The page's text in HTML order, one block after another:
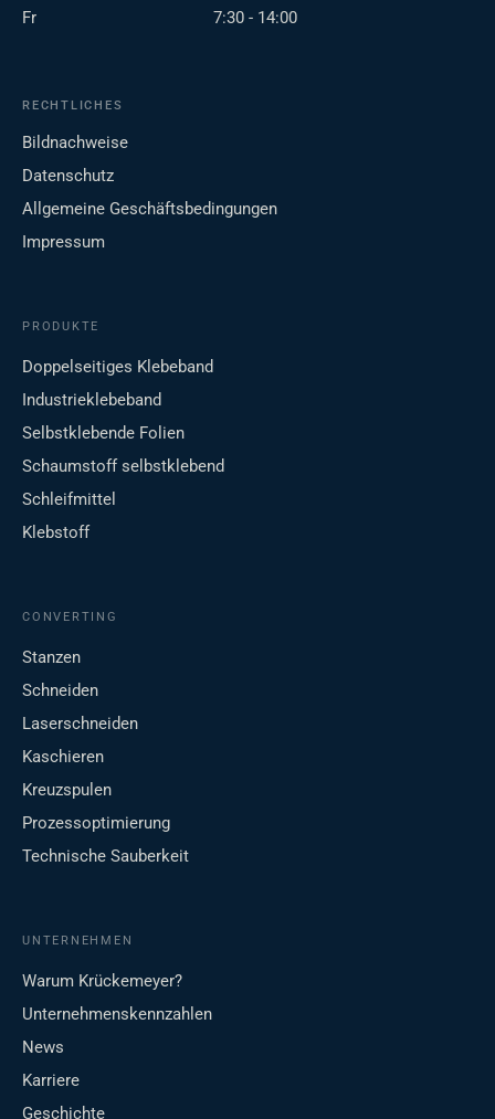
Fr
7:30 - 14:00
RECHTLICHES
Bildnachweise
Datenschutz
Allgemeine Geschäftsbedingungen
Impressum
PRODUKTE
Doppelseitiges Klebeband
Industrieklebeband
Selbstklebende Folien
Schaumstoff selbstklebend
Schleifmittel
Klebstoff
CONVERTING
Stanzen
Schneiden
Laserschneiden
Kaschieren
Kreuzspulen
Prozessoptimierung
Technische Sauberkeit
UNTERNEHMEN
Warum Krückemeyer?
Unternehmenskennzahlen
News
Karriere
Geschichte